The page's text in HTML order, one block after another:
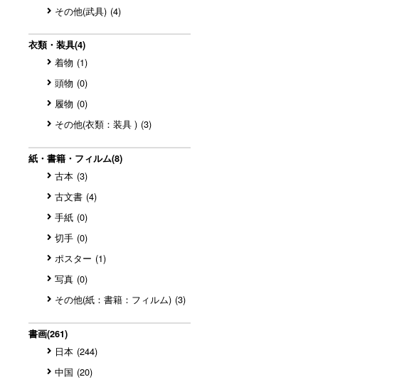
その他(武具) (4)
衣類・装具(4)
着物 (1)
頭物 (0)
履物 (0)
その他(衣類：装具 ) (3)
紙・書籍・フィルム(8)
古本 (3)
古文書 (4)
手紙 (0)
切手 (0)
ポスター (1)
写真 (0)
その他(紙：書籍：フィルム) (3)
書画(261)
日本 (244)
中国 (20)